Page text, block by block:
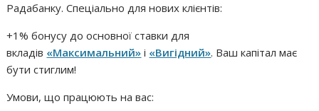
Радабанку. Спеціально для нових клієнтів:
+1% бонусу до основної ставки для
вкладів «Максимальний» і «Вигідний». Ваш капітал має
бути стиглим!
Умови, що працюють на вас: